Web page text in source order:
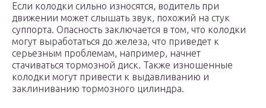
Если колодки сильно износятся, водитель при
движении может слышать звук, похожий на стук
суппорта. Опасность заключается в том, что колодки
могут выработаться до железа, что приведет к
серьезным проблемам, например, начнет
стачиваться тормозной диск. Также изношенные
колодки могут привести к выдавливанию и
заклиниванию тормозного цилиндра.